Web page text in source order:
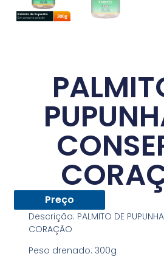
Preço
Descrição: PALMITO DE
CORAÇÃO
Peso drenado: 300g